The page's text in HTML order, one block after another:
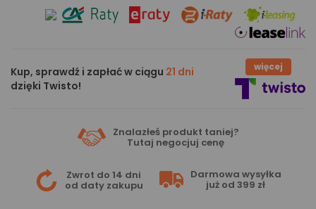
Kup, sprawdź i zapłać w ciągu 21 dni
dzięki Twisto!
więcej
Znalazłeś produkt taniej?
Tutaj negocjuj cenę
Zwrot do 14 dni
od daty zakupu
Darmowa wysyłka
już od 399 zł